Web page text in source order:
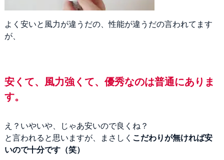
よく安いと風力が違うだの、性能が違うだの言われてます
が、
安くて、風力強くて、優秀なのは普通にありま
す。
え？いやいや、じゃあ安いので良くね？
と言われると思いますが、まさしく こだわりが無ければ安
いので十分です（笑）